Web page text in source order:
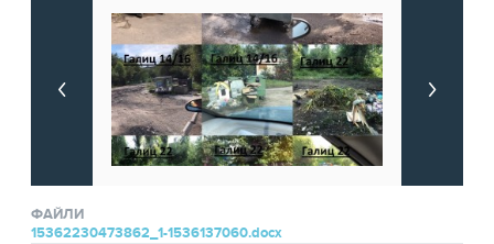
ФАЙЛИ
15362230473862_1-1536137060.docx